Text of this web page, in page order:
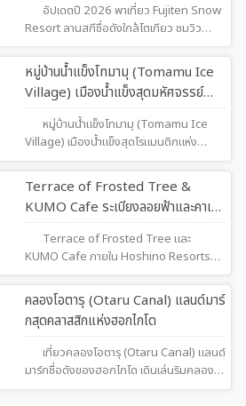
อัปเดตปี 2026 พาเที่ยว Fujiten Snow
Resort ลานสกีชื่อดังใกล้โตเกียว ชมวิว
ภูเขาไฟฟูจิ เล่นสกี สโนว์บอร์ด และลานเล่น
หิมะสำหรับครอบครัว พร้อมข้อมูลการเดิน
ทาง ช่วงเวลาเที่ยว และไฮไลต์ที่ไม่ควรพลาด
ในฤดูหนาวของญี่ปุ่น
หมู่บ้านน้ำแข็งโทมามุ (Tomamu Ice
Village) เมืองน้ำแข็งสุดมหัศจรรย์
แห่งฮอกไกโด
หมู่บ้านน้ำแข็งโทมามุ (Tomamu Ice
Village) เมืองน้ำแข็งสุดโรแมนติกแห่ง
ฮอกไกโด ชมโบสถ์น้ำแข็ง บาร์น้ำแข็ง ราเม็ง
ชามน้ำแข็ง และบรรยากาศสุดมหัศจรรย์ที่เปิด
ให้เที่ยวเฉพาะช่วงฤดูหนาวเท่านั้น
Terrace of Frosted Tree &
KUMO Cafe ระเบียงลอยฟ้าและคาเฟ่
ก้อนเมฆฮอกไกโด
Terrace of Frosted Tree และ
KUMO Cafe ภายใน Hoshino Resorts
TOMAMU จุดชมวิวฤดูหนาวสุดอลังการ
ของฮอกไกโด ชมต้นไม้ที่ปกคลุมด้วยแม่คะ
นิ้ง นั่งกระเช้าขึ้นยอดเขา และจิบเครื่องดื่ม
อุ่นๆ พร้อมวิวหิมะสีขาวสุดโรแมนติก
คลองโอตารุ (Otaru Canal) แลนด์มาร์
กสุดคลาสสิกแห่งฮอกไกโด
เที่ยวคลองโอตารุ (Otaru Canal) แลนด์
มาร์กชื่อดังของฮอกไกโด เดินเล่นริมคลอง
ชมโกดังอิฐโบราณ โคมไฟแก๊สสุดคลาสสิก